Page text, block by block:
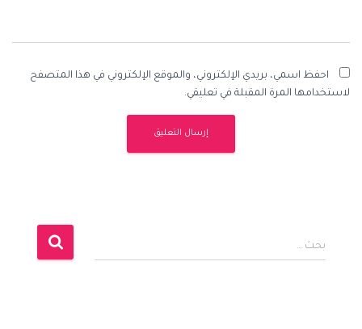
احفظ اسمي، بريدي الإلكتروني، والموقع الإلكتروني في هذا المتصفح
لاستخدامها المرة المقبلة في تعليقي.
ل
بحث …